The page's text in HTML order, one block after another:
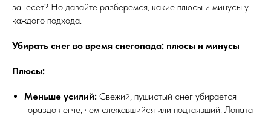
занесет? Но давайте разберемся, какие плюсы и минусы у
каждого подхода.
Убирать снег во время снегопада: плюсы и минусы
Плюсы:
Меньше усилий: Свежий, пушистый снег убирается
гораздо легче, чем слежавшийся или подтаявший. Лопата